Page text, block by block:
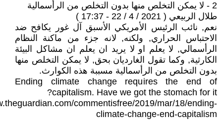
2 - لا يمكن التخلص منها بدون التخلص من الرأسمالية
طلال الربيعي ( 2021 / 4 / 22 - 17:37 )
نعم, نائب الرئيس الأمريكي الأسبق آل غور يكافح ضد
الاحتباس الحراري, ولكنه, لانه جزء من ماكنة النظام
الرأسمالي, لا يعلم او لا يريد ان يعلم ان مشاكل البيئة
الكارثية, وكما تقول الغارديان بحق, لا يمكن التخلص منها
بدون التخلص من الرأسمالية مسببة هذه الكوارث.
Ending climate change requires the end of
capitalism. Have we got the stomach for it?
commentisfree/2019/mar/18/ending-
climate-change-end-capitalism